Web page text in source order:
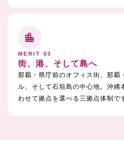
location_city
MERIT 03
街、港、そして島へ
那覇・県庁前のオフィス街、那覇
ル、そして石垣島の中心地。沖縄
わせて拠点を選べる三拠点体制で